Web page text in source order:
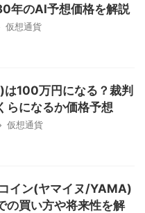
年のAI予想価格を解説
仮想通貨
は100万円になる？裁判
らになるか価格予想
仮想通貨
イン(ヤマイヌ/YAMA)
の買い方や将来性を解